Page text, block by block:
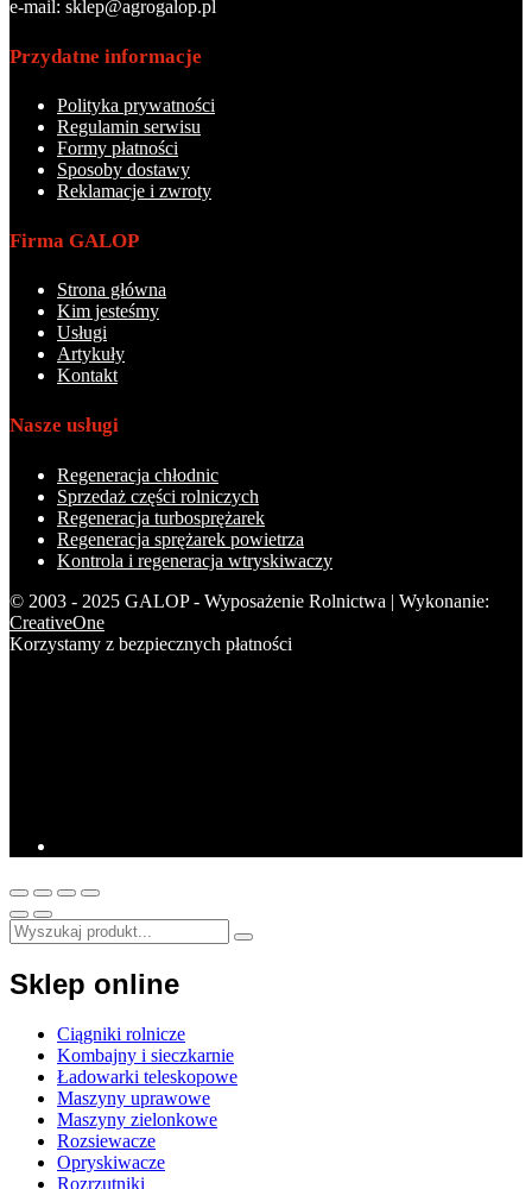
e-mail: sklep@agrogalop.pl
Przydatne informacje
Polityka prywatności
Regulamin serwisu
Formy płatności
Sposoby dostawy
Reklamacje i zwroty
Firma GALOP
Strona główna
Kim jesteśmy
Usługi
Artykuły
Kontakt
Nasze usługi
Regeneracja chłodnic
Sprzedaż części rolniczych
Regeneracja turbosprężarek
Regeneracja sprężarek powietrza
Kontrola i regeneracja wtryskiwaczy
© 2003 - 2025 GALOP - Wyposażenie Rolnictwa | Wykonanie:
CreativeOne
Korzystamy z bezpiecznych płatności
Sklep online
Ciągniki rolnicze
Kombajny i sieczkarnie
Ładowarki teleskopowe
Maszyny uprawowe
Maszyny zielonkowe
Rozsiewacze
Opryskiwacze
Rozrzutniki